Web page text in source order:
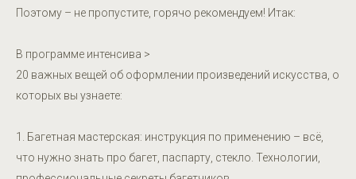
Поэтому – не пропустите, горячо рекомендуем! Итак:
В программе интенсива >
20 важных вещей об оформлении произведений искусства, о
которых вы узнаете:
1. Багетная мастерская: инструкция по применению – всё,
что нужно знать про багет, паспарту, стекло. Технологии,